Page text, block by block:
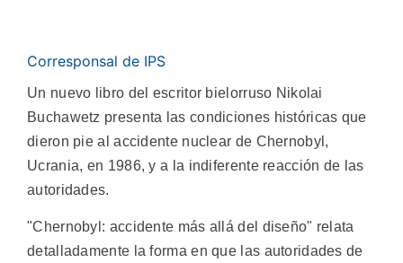
Corresponsal de IPS
Un nuevo libro del escritor bielorruso Nikolai
Buchawetz presenta las condiciones históricas que
dieron pie al accidente nuclear de Chernobyl,
Ucrania, en 1986, y a la indiferente reacción de las
autoridades.
"Chernobyl: accidente más allá del diseño" relata
detalladamente la forma en que las autoridades de